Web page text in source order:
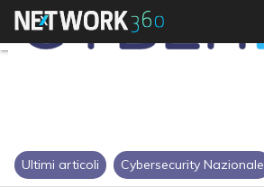
Ultimi articoli Cybersecurity Nazionale